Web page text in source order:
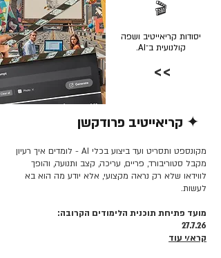
🎬
יסודות קריאייטיב ושפה
קולנועית ב־AI.
>>
✦ קריאייטיב פרודקשן
מקונספט ותסריט ועד ביצוע בכלי AI - לומדים איך רעיון
מקבל סטוריבורד, פריים, עריכה, קצב ותנועה, והופך
לווידאו שלא רק נראה מקצועי, אלא יודע מה הוא בא
לעשות.
מועד פתיחת תוכנית הלימודים הקרובה:
27.7.26
קרא/י עוד